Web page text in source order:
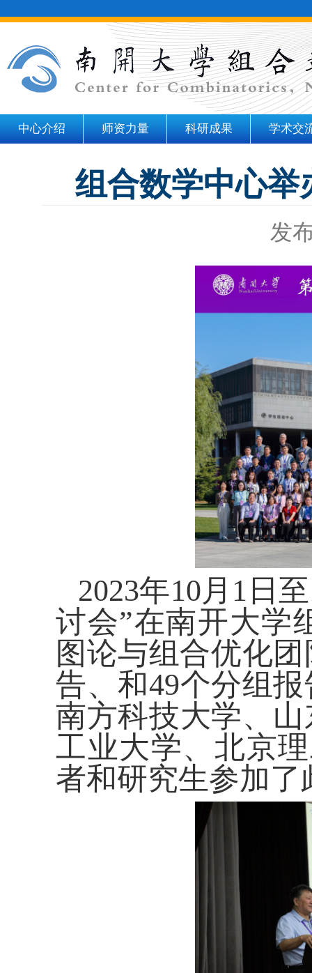
中心介绍 师资力量 科研成果 学术交
组合数学中心举
发
2023年10月 1 日至
讨会”在南开大学
图论与组合优化
告、和49个分组
南方科技大学、
工业大学、北京
者和研究生参加了